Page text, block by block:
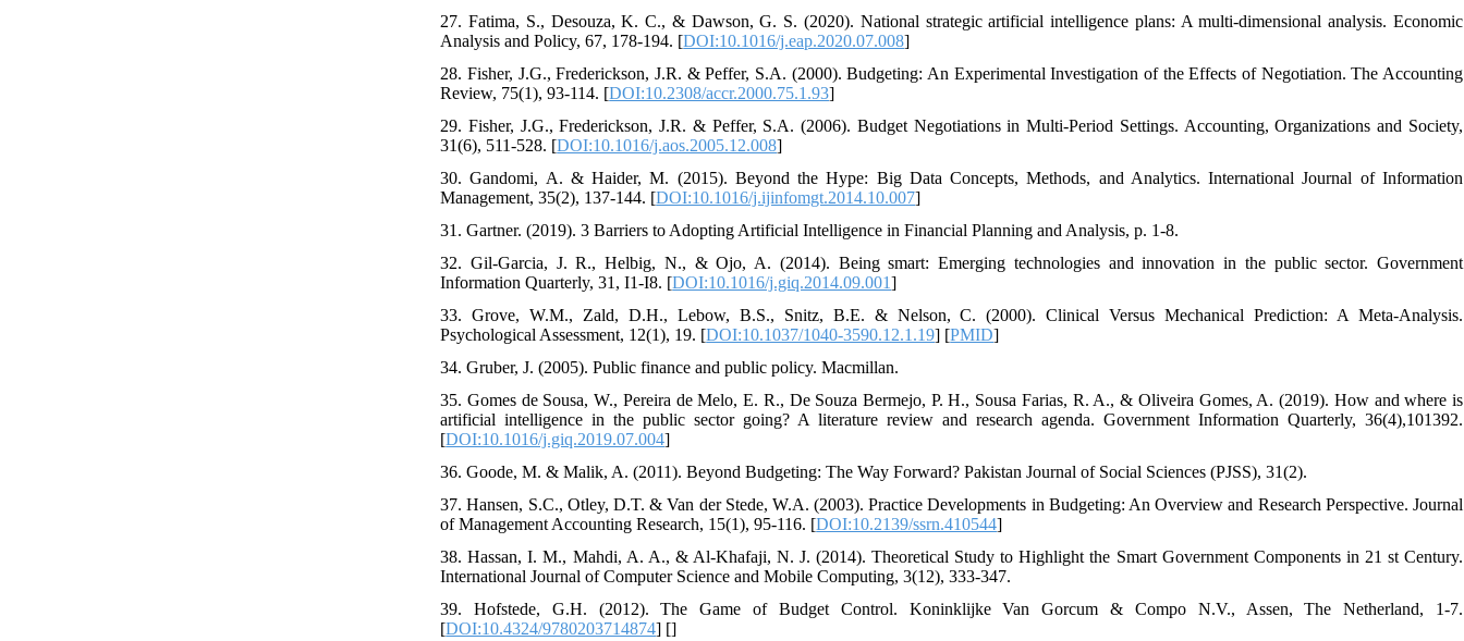
27. Fatima, S., Desouza, K. C., & Dawson, G. S. (2020). National strategic artificial intelligence plans: A multi-dimensional analysis. Economic
Analysis and Policy, 67, 178-194. [DOI:10.1016/j.eap.2020.07.008]
28. Fisher, J.G., Frederickson, J.R. & Peffer, S.A. (2000). Budgeting: An Experimental Investigation of the Effects of Negotiation. The Accounting
Review, 75(1), 93-114. [DOI:10.2308/accr.2000.75.1.93]
29. Fisher, J.G., Frederickson, J.R. & Peffer, S.A. (2006). Budget Negotiations in Multi-Period Settings. Accounting, Organizations and Society,
31(6), 511-528. [DOI:10.1016/j.aos.2005.12.008]
30. Gandomi, A. & Haider, M. (2015). Beyond the Hype: Big Data Concepts, Methods, and Analytics. International Journal of Information
Management, 35(2), 137-144. [DOI:10.1016/j.ijinfomgt.2014.10.007]
31. Gartner. (2019). 3 Barriers to Adopting Artificial Intelligence in Financial Planning and Analysis, p. 1-8.
32. Gil-Garcia, J. R., Helbig, N., & Ojo, A. (2014). Being smart: Emerging technologies and innovation in the public sector. Government
Information Quarterly, 31, I1-I8. [DOI:10.1016/j.giq.2014.09.001]
33. Grove, W.M., Zald, D.H., Lebow, B.S., Snitz, B.E. & Nelson, C. (2000). Clinical Versus Mechanical Prediction: A Meta-Analysis.
Psychological Assessment, 12(1), 19. [DOI:10.1037/1040-3590.12.1.19] [PMID]
34. Gruber, J. (2005). Public finance and public policy. Macmillan.
35. Gomes de Sousa, W., Pereira de Melo, E. R., De Souza Bermejo, P. H., Sousa Farias, R. A., & Oliveira Gomes, A. (2019). How and where is
artificial intelligence in the public sector going? A literature review and research agenda. Government Information Quarterly, 36(4),101392.
[DOI:10.1016/j.giq.2019.07.004]
36. Goode, M. & Malik, A. (2011). Beyond Budgeting: The Way Forward? Pakistan Journal of Social Sciences (PJSS), 31(2).
37. Hansen, S.C., Otley, D.T. & Van der Stede, W.A. (2003). Practice Developments in Budgeting: An Overview and Research Perspective. Journal
of Management Accounting Research, 15(1), 95-116. [DOI:10.2139/ssrn.410544]
38. Hassan, I. M., Mahdi, A. A., & Al-Khafaji, N. J. (2014). Theoretical Study to Highlight the Smart Government Components in 21 st Century.
International Journal of Computer Science and Mobile Computing, 3(12), 333-347.
39. Hofstede, G.H. (2012). The Game of Budget Control. Koninklijke Van Gorcum & Compo N.V., Assen, The Netherland, 1-7.
[DOI:10.4324/9780203714874] []